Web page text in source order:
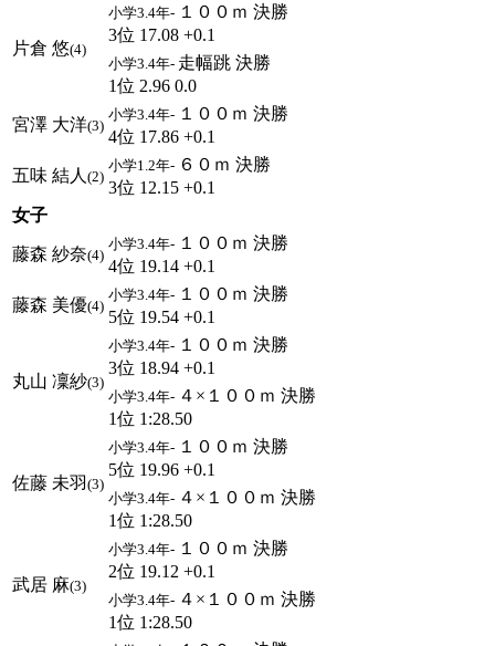
片倉 悠(4)
小学3.4年- １００ｍ 決勝
3位 17.08 +0.1
小学3.4年- 走幅跳 決勝
1位 2.96 0.0
宮澤 大洋(3)
小学3.4年- １００ｍ 決勝
4位 17.86 +0.1
五味 結人 (2)
小学1.2年- ６０ｍ 決勝
3位 12.15 +0.1
女子
藤森 紗奈(4)
小学3.4年- １００ｍ 決勝
4位 19.14 +0.1
藤森 美優(4)
小学3.4年- １００ｍ 決勝
5位 19.54 +0.1
丸山 凜紗(3)
小学3.4年- １００ｍ 決勝
3位 18.94 +0.1
小学3.4年- ４×１００ｍ 決勝
1位 1:28.50
佐藤 未羽 (3)
小学3.4年- １００ｍ 決勝
5位 19.96 +0.1
小学3.4年- ４×１００ｍ 決勝
1位 1:28.50
武居 麻(3)
小学3.4年- １００ｍ 決勝
2位 19.12 +0.1
小学3.4年- ４×１００ｍ 決勝
1位 1:28.50